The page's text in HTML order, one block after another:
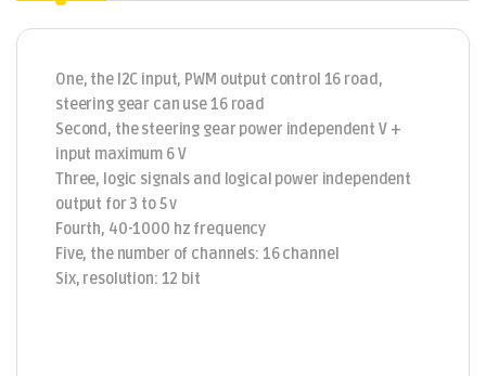
One, the I2C input, PWM output control 16 road,
steering gear can use 16 road
Second, the steering gear power independent V +
input maximum 6 V
Three, logic signals and logical power independent
output for 3 to 5 v
Fourth, 40-1000 hz frequency
Five, the number of channels: 16 channel
Six, resolution: 12 bit